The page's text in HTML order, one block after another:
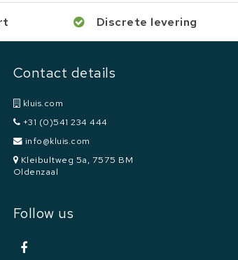
Discrete levering
Contact details
kluis.com
+31 (0)541 234 444
info@kluis.com
Kleibultweg 5a, 7575 BM
Oldenzaal
Follow us